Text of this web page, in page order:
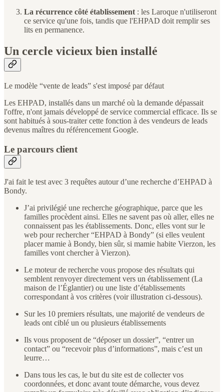
La récurrence côté établissement : les Laroque n'utiliseront
ce service qu'une fois, tandis que l'EHPAD doit remplir ses
lits en permanence.
Un cercle vicieux bien installé
Le modèle “vente de leads” s'est imposé par défaut
Les EHPAD, installés dans un marché où la demande dépassait
l'offre, n'ont jamais développé de service commercial efficace. Ils se
sont habitués à sous-traiter cette fonction à des vendeurs de leads
devenus maîtres du référencement Google.
Le parcours client
J'ai fait le test avec 3 requêtes autour d’une recherche d’EHPAD à
Bondy.
J’ai privilégié une recherche géographique, parce que les
familles procèdent ainsi. Elles ne savent pas où aller, elles ne
connaissent pas les établissements. Donc, elles vont sur le
web pour rechercher “EHPAD à Bondy” (si elles veulent
placer mamie à Bondy, bien sûr, si mamie habite Vierzon, les
familles vont chercher à Vierzon).
Le moteur de recherche vous propose des résultats qui
semblent renvoyer directement vers un établissement (La
maison de l’Églantier) ou une liste d’établissements
correspondant à vos critères (voir illustration ci-dessous).
Sur les 10 premiers résultats, une majorité de vendeurs de
leads ont ciblé un ou plusieurs établissements
Ils vous proposent de “déposer un dossier”, “entrer un
contact” ou “recevoir plus d’informations”, mais c’est un
leurre…
Dans tous les cas, le but du site est de collecter vos
coordonnées, et donc avant toute démarche, vous devez